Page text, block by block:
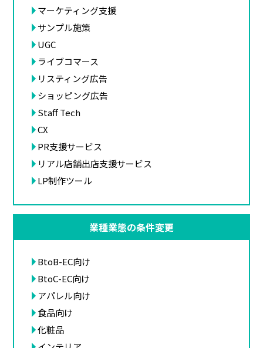
マーケティング支援
サンプル施策
UGC
ライブコマース
リスティング広告
ショッピング広告
Staff Tech
CX
PR支援サービス
リアル店舗出店支援サービス
LP制作ツール
業種業態の条件変更
BtoB-EC向け
BtoC-EC向け
アパレル向け
食品向け
化粧品